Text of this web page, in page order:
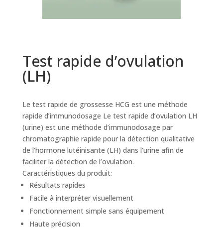
Test rapide d’ovulation
(LH)
Le test rapide de grossesse HCG est une méthode
rapide d’immunodosage Le test rapide d’ovulation LH
(urine) est une méthode d’immunodosage par
chromatographie rapide pour la détection qualitative
de l’hormone lutéinisante (LH) dans l’urine afin de
faciliter la détection de l’ovulation.
Caractéristiques du produit:
Résultats rapides
Facile à interpréter visuellement
Fonctionnement simple sans équipement
Haute précision